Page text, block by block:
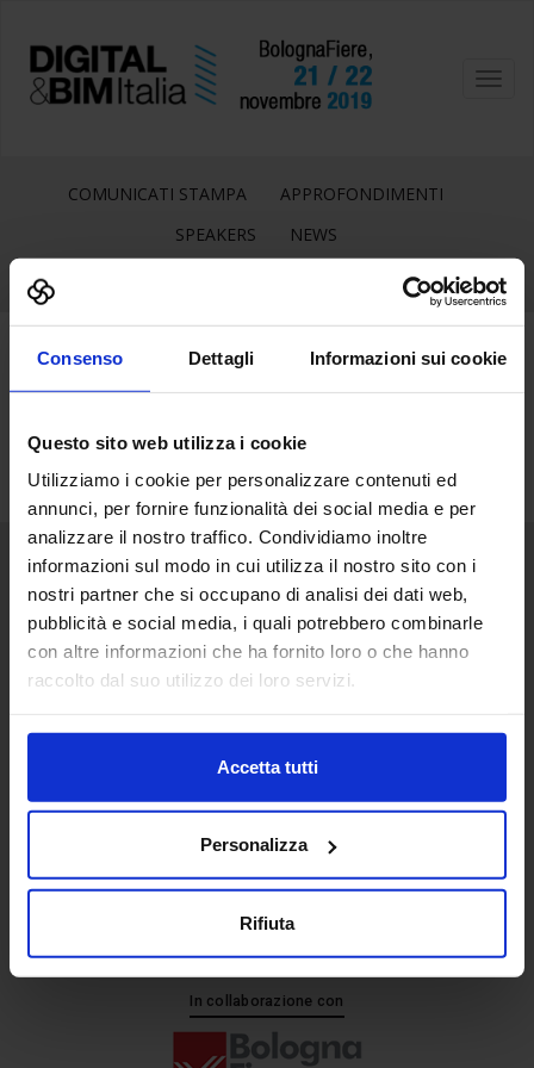
Consenso Dettagli Informazioni sui cookie
Questo sito web utilizza i cookie
Utilizziamo i cookie per personalizzare contenuti ed
annunci, per fornire funzionalità dei social media e per
analizzare il nostro traffico. Condividiamo inoltre
informazioni sul modo in cui utilizza il nostro sito con i
nostri partner che si occupano di analisi dei dati web,
pubblicità e social media, i quali potrebbero combinarle
con altre informazioni che ha fornito loro o che hanno
raccolto dal suo utilizzo dei loro servizi.
Accetta tutti
Personalizza
Rifiuta
COMUNICATI STAMPA
APPROFONDIMENTI
SPEAKERS
NEWS
Senaf srl
+ 39 051.325511
+ 39 02.332039460
In collaborazione con